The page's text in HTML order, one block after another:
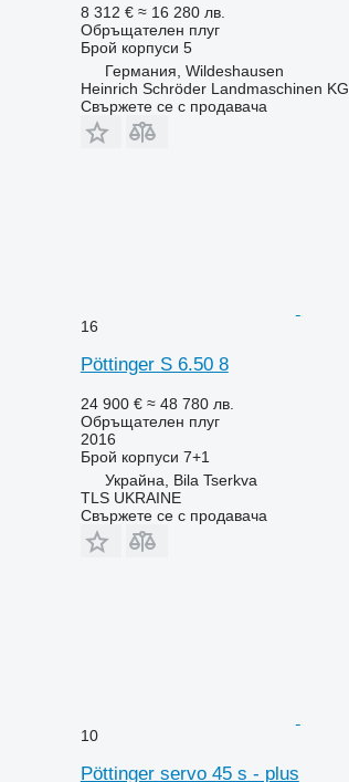
8 312 € ≈ 16 280 лв.
Обръщателен плуг
Брой корпуси 5
Германия, Wildeshausen
Heinrich Schröder Landmaschinen KG
Свържете се с продавача
16
Pöttinger S 6.50 8
24 900 € ≈ 48 780 лв.
Обръщателен плуг
2016
Брой корпуси 7+1
Украйна, Bila Tserkva
TLS UKRAINE
Свържете се с продавача
10
Pöttinger servo 45 s - plus